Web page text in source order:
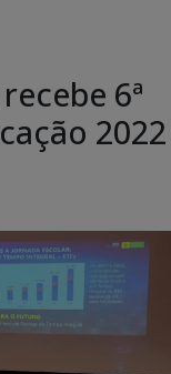
6ª
2022